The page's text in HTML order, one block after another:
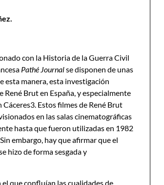
con la Historia de la Guerra Civil
Pathé Journalse disponen de unas
esta manera, esta investigación
Brut en España, y especialmente
Estos filmes de René Brut
en las salas cinematográficas
hasta que fueron utilizadas en 1982
embargo, hay que afirmar que el
hizo de forma sesgada y
que confluían las cualidades de